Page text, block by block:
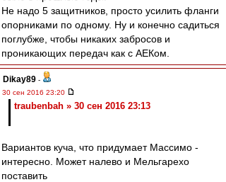
Не надо 5 защитников, просто усилить фланги
опорниками по одному. Ну и конечно садиться
поглубже, чтобы никаких забросов и
проникающих передач как с АЕКом.
Dikay89 -
30 сен 2016 23:20
traubenbah » 30 сен 2016 23:13
Вариантов куча, что придумает Массимо -
интересно. Может налево и Мельгарехо
поставить